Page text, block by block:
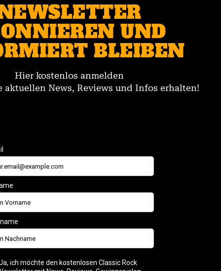
UND
BLEIBEN
Hier kostenlos anmelden
aktuellen News, Reviews und Infos erhalten!